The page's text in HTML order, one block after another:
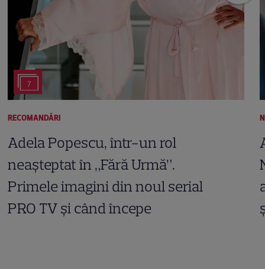
7
RECOMANDĂRI
Adela Popescu, într-un rol
neașteptat în „Fără Urmă”.
Primele imagini din noul serial
PRO TV și când începe